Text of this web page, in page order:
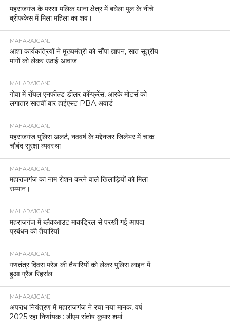
महराजगंज के परसा मलिक थाना क्षेत्र में बघेला पुल के नीचे
ब्रीफकेस में मिला महिला का शव।
MAHARAJGANJ
आशा कार्यकत्रियों ने मुख्यमंत्री को सौंपा ज्ञापन, सात सूत्रीय
मांगों को लेकर उठाई आवाज
MAHARAJGANJ
गोवा में रॉयल एनफील्ड डीलर कॉन्फ्रेंस, आरके मोटर्स को
लगातार सातवीं बार हाईएस्ट PBA अवार्ड
MAHARAJGANJ
महराजगंज पुलिस अलर्ट, नववर्ष के मद्देनजर जिलेभर में चाक-
चौबंद सुरक्षा व्यवस्था
MAHARAJGANJ
महाराजगंज का नाम रोशन करने वाले खिलाड़ियों को मिला
सम्मान।
MAHARAJGANJ
महराजगंज में ब्लैकआउट माकड्रिल से परखी गई आपदा
प्रबंधन की तैयारियां
MAHARAJGANJ
गणतंत्र दिवस परेड की तैयारियों को लेकर पुलिस लाइन में
हुआ ग्रैंड रिहर्सल
MAHARAJGANJ
अपराध नियंत्रण में महाराजगंज ने रचा नया मानक, वर्ष
2025 रहा निर्णायक : डीएम संतोष कुमार शर्मा